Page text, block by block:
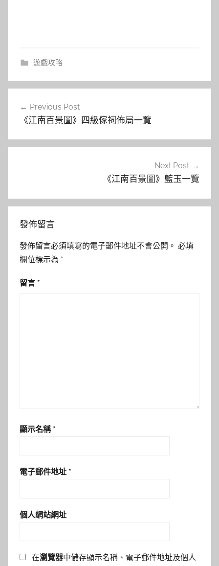
遊戲攻略
覽
Previous Post
《江南百景圖》四級傢祠佈局一覽
Next Post
《江南百景圖》藍玉一覽
發佈留言
發佈留言必須填寫的電子郵件地址不會公開。 必填
欄位標示為 *
留言 *
顯示名稱 *
電子郵件地址 *
個人網站網址
在瀏覽器中儲存顯示名稱、電子郵件地址及個人